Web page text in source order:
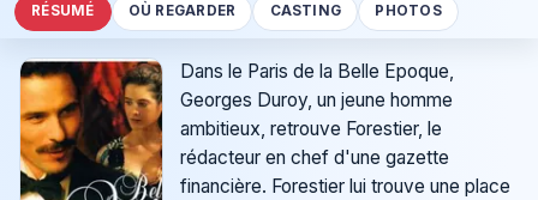
RÉSUMÉ OÙ REGARDER CASTING PHOTOS
Dans le Paris de la Belle Epoque,
Georges Duroy, un jeune homme
ambitieux, retrouve Forestier, le
rédacteur en chef d'une gazette
financière. Forestier lui trouve une place